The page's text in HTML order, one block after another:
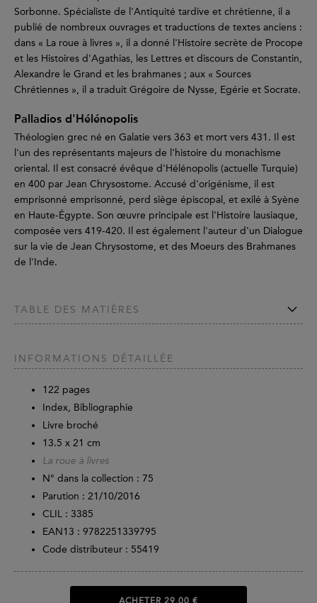
Sorbonne. Spécialiste de l'Antiquité tardive et chrétienne, il a
publié de nombreux ouvrages et traductions de textes anciens :
dans « La roue à livres », il a donné l'Histoire secrète de Procope
et les Histoires d'Agathias, les Lettres et discours de Constantin,
Alexandre le Grand et les brahmanes ; aux « Sources
Chrétiennes », il a traduit Grégoire de Nysse, Egérie et Socrate.
Palladios d'Hélénopolis
Théologien grec né en Galatie vers 363 et mort vers 431. Il est
l'un des représentants majeurs de l'histoire du monachisme
oriental. Il est consacré évêque d'Hélénopolis (actuelle Turquie)
en 400 par Jean Chrysostome. Accusé d'origénisme, il est
emprisonné emprisonné, perd siège épiscopal, et exilé à Syène
en Haute-Égypte. Son œuvre principale est l'Histoire lausiaque,
composée vers 419-420. Il est également l'auteur d'un Dialogue
sur la vie de Jean Chrysostome, et des Moeurs des Brahmanes
de l'Inde.
TABLE DES MATIÈRES
INFORMATIONS DÉTAILLÉE
122 pages
Index, Bibliographie
Livre broché
13.5 x 21 cm
La roue à livres
N° dans la collection : 75
Parution : 21/10/2016
CLIL : 3385
EAN13 : 9782251339795
Code distributeur : 55419
ACHETER 29,00 €